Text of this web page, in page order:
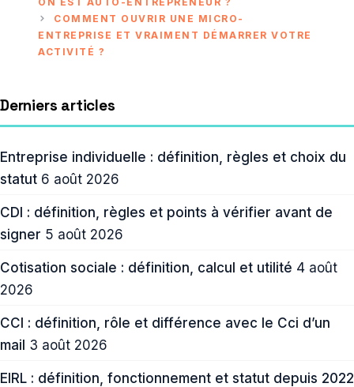
COMMENT OUVRIR UNE MICRO-
ENTREPRISE ET VRAIMENT DÉMARRER VOTRE
ACTIVITÉ ?
Derniers articles
Entreprise individuelle : définition, règles et choix du
statut 6 août 2026
CDI : définition, règles et points à vérifier avant de
signer 5 août 2026
Cotisation sociale : définition, calcul et utilité 4 août
2026
CCI : définition, rôle et différence avec le Cci d’un
mail 3 août 2026
EIRL : définition, fonctionnement et statut depuis 2022